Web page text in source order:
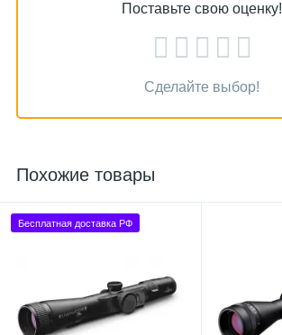
Поставьте свою оценку!
Сделайте выбор!
Похожие товары
Бесплатная доставка РФ